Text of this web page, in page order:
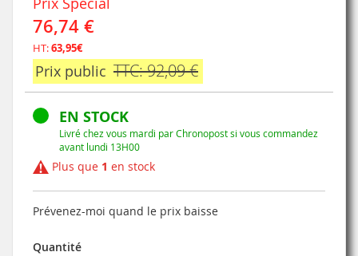
76,74 €
HT:63,95€
Prix public TTC: 92,09 €
EN STOCK
Livré chez vous mardi par Chronopost si vous commandez
avant lundi 13H00
Plus que 1 en stock
Prévenez-moi quand le prix baisse
Quantité